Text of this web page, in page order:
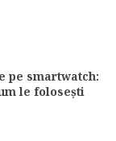
pe smartwatch:
le folosești